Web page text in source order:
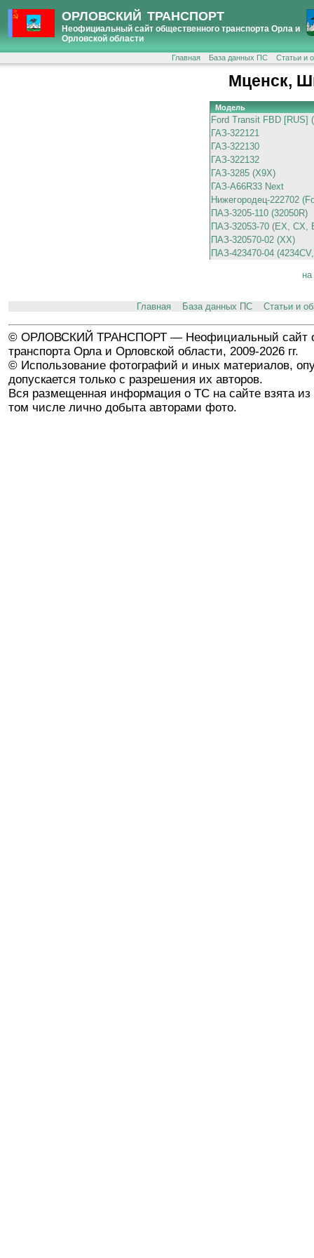
ОРЛОВСКИЙ ТРАНСПОРТ
Неофициальный сайт общественного транспорта Орла и
Орловской области
Главная База данных ПС Статьи и
Мценск,
Модель
Ford Transit FBD [RUS]
ГАЗ-322121
ГАЗ-322130
ГАЗ-322132
ГАЗ-3285 (X9X)
ГАЗ-A66R33 Next
Нижегородец-222702
ПАЗ-3205-110 (32050R)
ПАЗ-32053-70 (EX, CX,
ПАЗ-320570-02 (XX)
ПАЗ-423470-04
Главная База данных ПС Статьи и
© ОРЛОВСКИЙ ТРАНСПОРТ — Неофициальный сайт
транспорта Орла и Орловской области, 2009-2026 гг.
© Использование фотографий и иных материалов,
допускается только с разрешения их авторов.
Вся размещенная информация о ТС на сайте взята из
том числе лично добыта авторами фото.